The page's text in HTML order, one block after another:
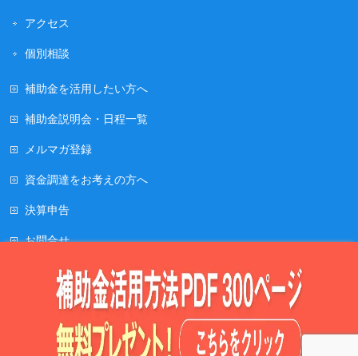
アクセス
個別相談
補助金を活用したい方へ
補助金説明会・日程一覧
メルマガ登録
資金調達をお考えの方へ
決算申告
お問合せ
お知らせ
プライバシーポリシー